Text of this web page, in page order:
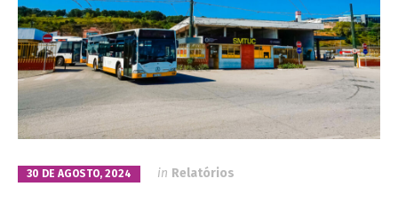
30 DE AGOSTO, 2024 in Relatórios